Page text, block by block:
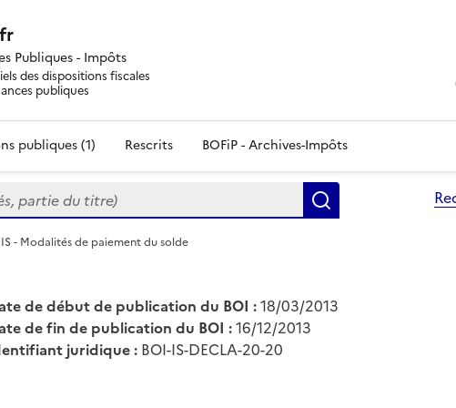
Publiques - Impôts
des dispositions fiscales
publiques
publiques (1) Rescrits BOFiP - Archives-Impôts
partie du titre)
IS - Modalités de paiement du solde
de début de publication du BOI :18/03/2013
de fin de publication du BOI :16/12/2013
juridique : BOI-IS-DECLA-20-20